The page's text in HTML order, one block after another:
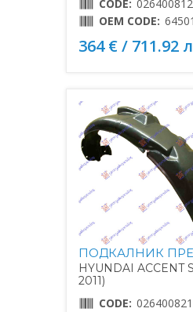
CODE: 026400812
OEM CODE:
364 € / 711.92
ПОДКАЛНИК
HYUNDAI ACCENT
2011)
CODE: 026400821